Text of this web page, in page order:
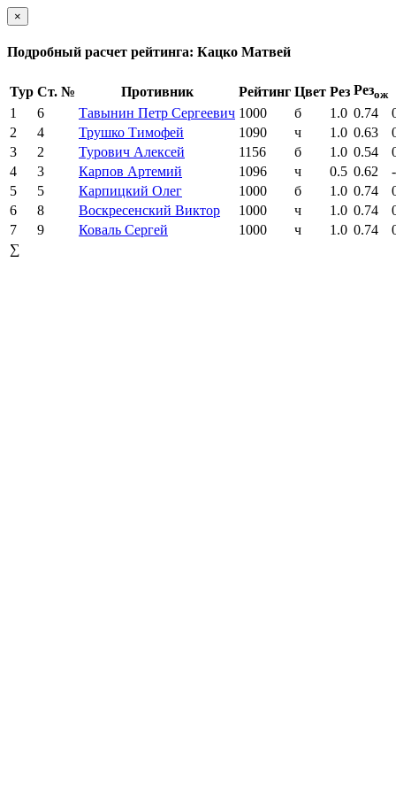
×
Подробный расчет рейтинга: Кацко Матвей
Тур Ст. № Противник Рейтинг Цвет Рез Резож
1 6 Тавынин Петр Сергеевич 1000 б 1.0 0.74
2
4 Трушко Тимофей 1090 ч 1.0 0.63
3
2 Турович Алексей 1156 б 1.0 0.54
4
3 Карпов Артемий 1096 ч 0.5 0.62
5
5 Карпицкий Олег 1000 б 1.0 0.74
6
8 Воскресенский Виктор 1000 ч 1.0 0.74
7
9 Коваль Сергей 1000 ч 1.0 0.74
∑